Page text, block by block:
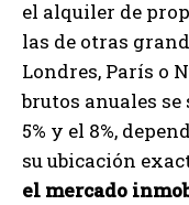
el alquiler de
las de otras
Londres, París o
brutos anuales
5% y el 8%,
su ubicación
el mercado